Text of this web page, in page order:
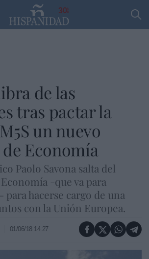
30
de las
tras pactar la
un nuevo
Economía
Paolo Savona salta del
-que va para
hacerse cargo de una
con la Unión Europea.
01/06/18 14:27